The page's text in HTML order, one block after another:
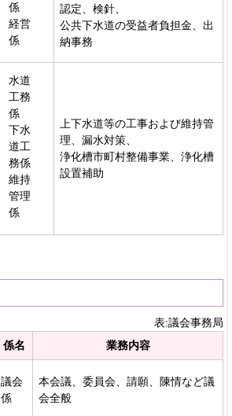
係
経営
係
認定、検針、
公共下水道の受益者負担金、出
納事務
水道
工務
係
下水
道工
務係
維持
管理
係
上下水道等の工事および維持管
理、漏水対策、
浄化槽市町村整備事業、浄化槽
設置補助
表:議会事務局
係名 業務内容
議会
係
本会議、委員会、請願、陳情など議
会全般